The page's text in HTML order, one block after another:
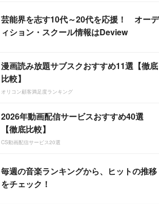
芸能界を志す10代～20代を応援！ オーデ
ィション・スクール情報はDeview
漫画読み放題サブスクおすすめ11選【徹底
比較】
オリコン顧客満足度ランキング
2026年動画配信サービスおすすめ40選
【徹底比較】
CS動画配信サービス20選
毎週の音楽ランキングから、ヒットの推移
をチェック！